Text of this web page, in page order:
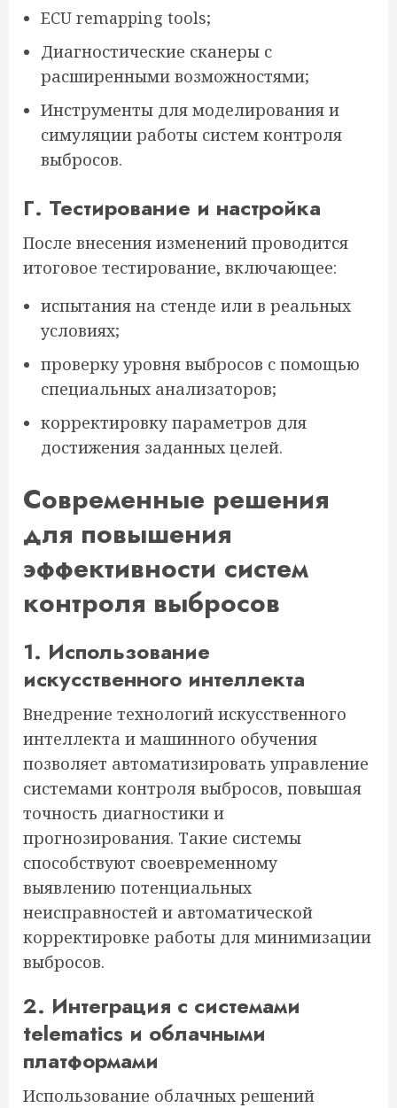
ECU remapping tools;
Диагностические сканеры с
расширенными возможностями;
Инструменты для моделирования и
симуляции работы систем контроля
выбросов.
Г. Тестирование и настройка
После внесения изменений проводится
итоговое тестирование, включающее:
испытания на стенде или в реальных
условиях;
проверку уровня выбросов с помощью
специальных анализаторов;
корректировку параметров для
достижения заданных целей.
Современные решения
для повышения
эффективности систем
контроля выбросов
1. Использование
искусственного интеллекта
Внедрение технологий искусственного
интеллекта и машинного обучения
позволяет автоматизировать управление
системами контроля выбросов, повышая
точность диагностики и
прогнозирования. Такие системы
способствуют своевременному
выявлению потенциальных
неисправностей и автоматической
корректировке работы для минимизации
выбросов.
2. Интеграция с системами
telematics и облачными
платформами
Использование облачных решений